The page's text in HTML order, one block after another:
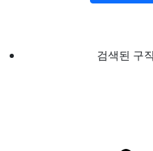
검색된 구